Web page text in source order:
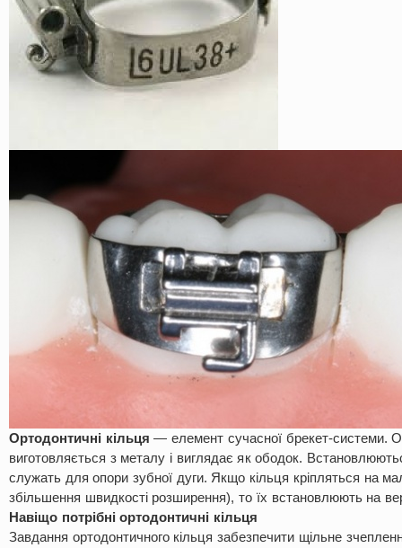
Ортодонтичні кільця — елемент сучасної брекет-системи.
виготовляється з металу і виглядає як ободок.
служать для опори зубної дуги. Якщо кільця кріпляться на
збільшення швидкості розширення), то їх встановлюють на
Навіщо потрібні ортодонтичні кільця
Завдання ортодонтичного кільця забезпечити щільне